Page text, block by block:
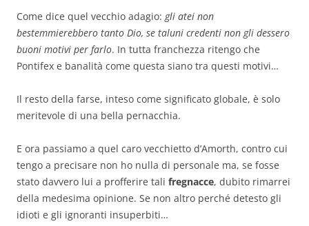
Come dice quel vecchio adagio: gli atei non
bestemmierebbero tanto Dio, se taluni credenti non gli dessero
buoni motivi per farlo. In tutta franchezza ritengo che
Pontifex e banalità come questa siano tra questi motivi…
Il resto della farse, inteso come significato globale, è solo
meritevole di una bella pernacchia.
E ora passiamo a quel caro vecchietto d’Amorth, contro cui
tengo a precisare non ho nulla di personale ma, se fosse
stato davvero lui a profferire tali fregnacce, dubito rimarrei
della medesima opinione. Se non altro perché detesto gli
idioti e gli ignoranti insuperbiti…